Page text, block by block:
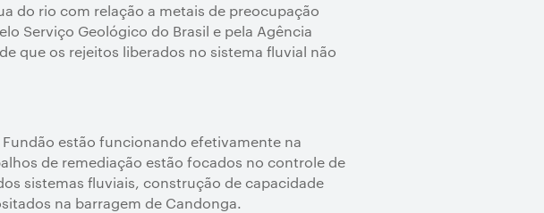
do rio com relação a metais de preocupação
Serviço Geológico do Brasil e pela Agência
que os rejeitos liberados no sistema fluvial não
estão funcionando efetivamente na
de remediação estão focados no controle de
sistemas fluviais, construção de capacidade
na barragem de Candonga.